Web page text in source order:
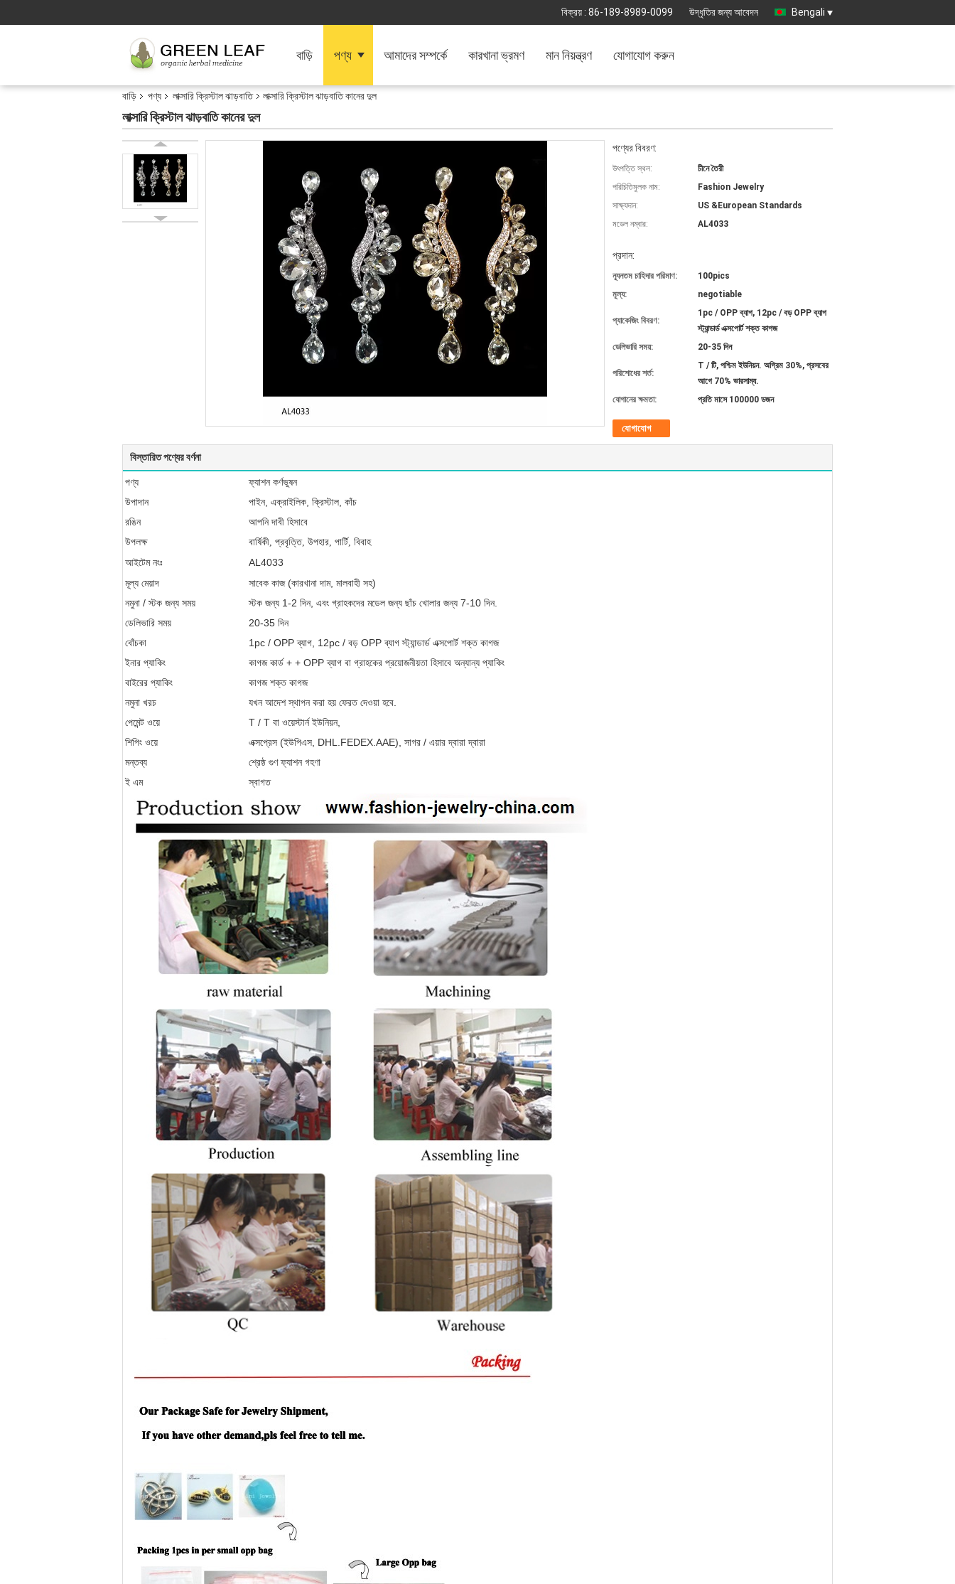
বিক্রয় : 86-189-8989-0099 উদ্ধৃতির জন্য আবেদন Bengali
বাড়ি পণ্য আমাদের সম্পর্কে কারখানা ভ্রমণ মান নিয়ন্ত্রণ যোগাযোগ করুন
বাড়ি পণ্য লাক্সারি ক্রিস্টাল ঝাড়বাতি লাক্সারি ক্রিস্টাল ঝাড়বাতি কানের দুল
লাক্সারি ক্রিস্টাল ঝাড়বাতি কানের দুল
পণ্যের বিবরণ:
উৎপত্তি স্থল:
চীনে তৈরী
পরিচিতিমুলক নাম:
Fashion Jewelry
সাক্ষ্যদান:
US &European Standards
মডেল নম্বার:
AL4033
প্রদান:
ন্যূনতম চাহিদার পরিমাণ:
100pics
মূল্য:
negotiable
প্যাকেজিং বিবরণ:
1pc / OPP ব্যাগ, 12pc / বড় OPP ব্যাগ
স্ট্যান্ডার্ড এক্সপোর্ট শক্ত কাগজ
ডেলিভারি সময়:
20-35 দিন
পরিশোধের শর্ত:
T / টি, পশ্চিম ইউনিয়ন. অগ্রিম 30%, প্রসবের
আগে 70% ভারসাম্য.
যোগানের ক্ষমতা:
প্রতি মাসে 100000 ডজন
যোগাযোগ
বিস্তারিত পণ্যের বর্ণনা
পণ্য
ফ্যাশন কর্ণভুষন
উপাদান
পাইন, এক্রাইলিক, ক্রিস্টাল, কাঁচ
রঙিন
আপনি দাবী হিসাবে
উপলক্ষ
বার্ষিকী, প্রবৃত্তি, উপহার, পার্টি, বিবাহ
আইটেম নংঃ
AL4033
মূল্য মেয়াদ
সাবেক কাজ (কারখানা দাম, মালবাহী সহ)
নমুনা / স্টক জন্য সময়
স্টক জন্য 1-2 দিন, এবং গ্রাহকদের মডেল জন্য ছাঁচ খোলার জন্য 7-10 দিন.
ডেলিভারি সময়
20-35 দিন
বোঁচকা
1pc / OPP ব্যাগ, 12pc / বড় OPP ব্যাগ স্ট্যান্ডার্ড এক্সপোর্ট শক্ত কাগজ
ইনার প্যাকিং
কাগজ কার্ড + + OPP ব্যাগ বা গ্রাহকের প্রয়োজনীয়তা হিসাবে অন্যান্য প্যাকিং
বাইরের প্যাকিং
কাগজ শক্ত কাগজ
নমুনা খরচ
যখন আদেশ স্থাপন করা হয় ফেরত দেওয়া হবে.
পেমেন্ট ওয়ে
T / T বা ওয়েস্টার্ন ইউনিয়ন,
শিপিং ওয়ে
এক্সপ্রেস (ইউপিএস, DHL.FEDEX.AAE), সাগর / এয়ার দ্বারা দ্বারা
মন্তব্য
শ্রেষ্ঠ গুণ ফ্যাশন গহণা
ই এম
স্বাগত